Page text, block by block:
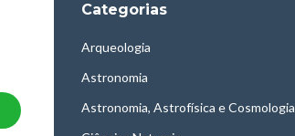
Categorias
Arqueologia
Astronomia
Astronomia, Astrofísica e Cosmologia